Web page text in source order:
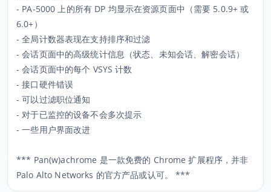
- PA-5000 上的所有 DP 均显示在资源页面中（需要 5.0.9+ 或
6.0+）
- 全局计数器表现在支持排序和过滤
- 会话页面中的高级统计信息（状态、未知会话、解密会话）
- 会话页面中的每个 VSYS 计数
- 接口硬件错误
- 可以过滤职位通知
- 对于已监控的设备不会多次提示
- 一些用户界面改进
*** Pan(w)achrome 是一款免费的 Chrome 扩展程序，并非
Palo Alto Networks 的官方产品或认可。 ***